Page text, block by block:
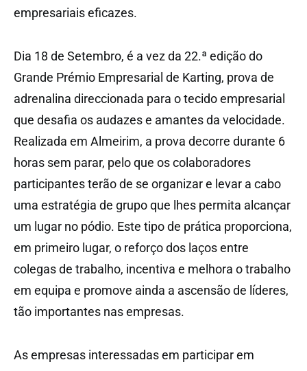
empresariais eficazes.
Dia 18 de Setembro, é a vez da 22.ª edição do
Grande Prémio Empresarial de Karting, prova de
adrenalina direccionada para o tecido empresarial
que desafia os audazes e amantes da velocidade.
Realizada em Almeirim, a prova decorre durante 6
horas sem parar, pelo que os colaboradores
participantes terão de se organizar e levar a cabo
uma estratégia de grupo que lhes permita alcançar
um lugar no pódio. Este tipo de prática proporciona,
em primeiro lugar, o reforço dos laços entre
colegas de trabalho, incentiva e melhora o trabalho
em equipa e promove ainda a ascensão de líderes,
tão importantes nas empresas.
As empresas interessadas em participar em